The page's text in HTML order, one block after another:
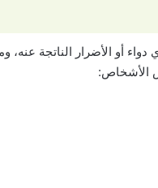
أو الأضرار الناتجة